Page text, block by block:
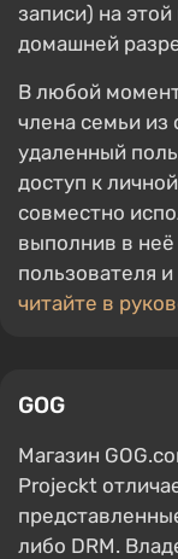
записи) на
домашней
В любой
члена семьи из
удаленный
доступ к
совместно
выполнив в
пользователя
читайте в
GOG
Магазин
Projeckt
либо DRM.